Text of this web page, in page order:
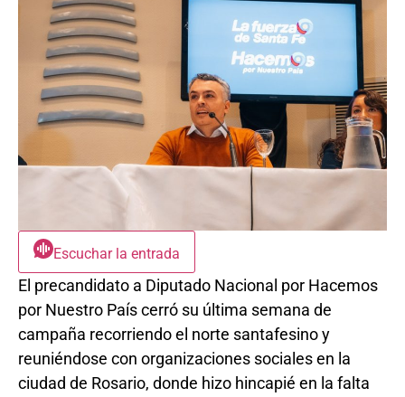
Escuchar la entrada
El precandidato a Diputado Nacional por Hacemos
por Nuestro País cerró su última semana de
campaña recorriendo el norte santafesino y
reuniéndose con organizaciones sociales en la
ciudad de Rosario, donde hizo hincapié en la falta